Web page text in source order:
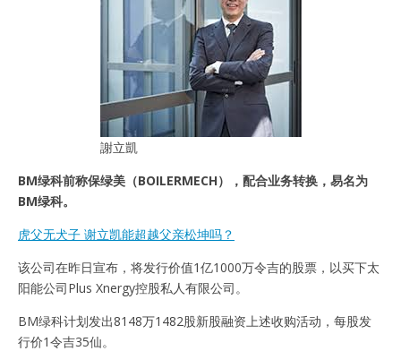
謝立凱
BM绿科前称保绿美（BOILERMECH），配合业务转换，易名为
BM绿科。
虎父无犬子 谢立凯能超越父亲松坤吗？
该公司在昨日宣布，将发行价值1亿1000万令吉的股票，以买下太
阳能公司Plus Xnergy控股私人有限公司。
BM绿科计划发出8148万1482股新股融资上述收购活动，每股发
行价1令吉35仙。